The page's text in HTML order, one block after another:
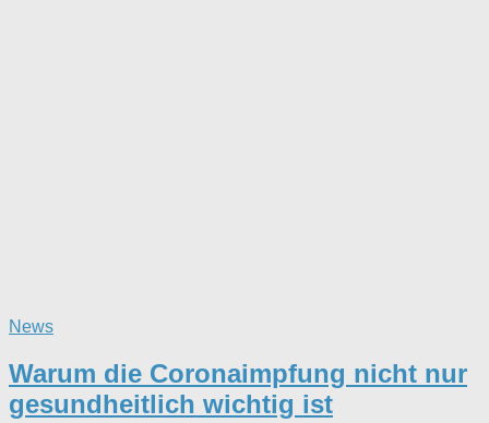
News
Warum die Coronaimpfung nicht nur
gesundheitlich wichtig ist